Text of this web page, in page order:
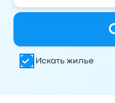
Искать жилье